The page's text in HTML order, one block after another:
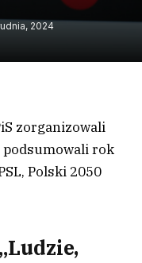
2024
zorganizowali
rok
Polski 2050